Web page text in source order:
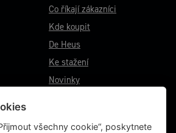
Co říkají zákazníci
Kde koupit
De Heus
Ke stažení
Novinky
BĚSTOVICE
všechny cookie“, poskytnete